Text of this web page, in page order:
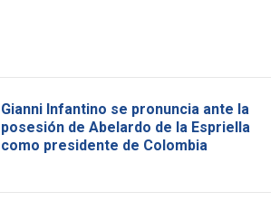
Gianni Infantino se pronuncia ante la
posesión de Abelardo de la Espriella
como presidente de Colombia